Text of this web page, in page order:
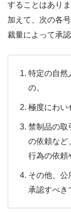
することはありま
加えて、次の各
裁量によって承
特定の自然
の。
極度にわい
禁制品の取
の依頼など
行為の依頼
その他、公
承認すべき